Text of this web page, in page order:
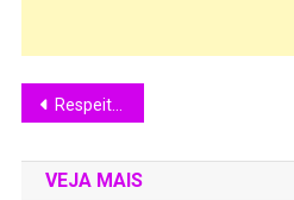
Respeito – A única senha na educação.
VEJA MAIS